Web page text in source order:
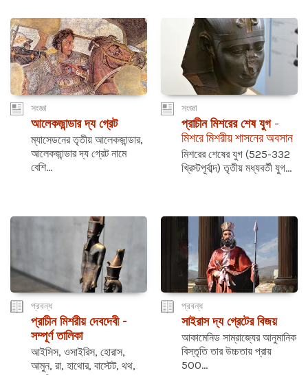
সংজ্ঞা
আলেকজান্ডার দ্য গ্রেট
ম্যাসেডনের তৃতীয় আলেকজান্ডার,
আলেকজান্ডার দ্য গ্রেট নামে
বেশি...
সংজ্ঞা
প্রাচীন মিশরের শেষ যুগ -
মিশরে মিশরীয় শাসনের অবসান
মিশরের শেষের যুগ (525-332
খ্রিস্টপূর্বাব্দ) তৃতীয় মধ্যবর্তী যুগ...
প্রবন্ধ
প্রাচীন মিশরীয় দেবদেবী -
সম্পূর্ণ তালিকা
আইসিস, ওসাইরিস, হোরাস,
আমুন, রা, হাথোর, বাস্টেট, থথ,
প্রবন্ধ
সাইরাস দ্য গ্রেটের বিজয়
আকামেনিড সাম্রাজ্যের আনুমানিক
বিস্তৃতি তার উচ্চতায় প্রায়
500...